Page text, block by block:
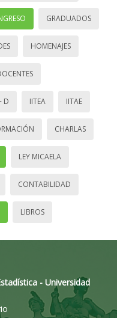
GRADUADOS
HOMENAJES
D IITEA IITAE
CHARLAS
LEY MICAELA
CONTABILIDAD
LIBROS
- Universidad